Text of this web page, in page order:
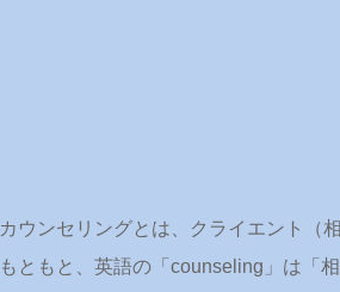
カウンセリングとは、クライエント（
もともと、英語の「counseling」は「